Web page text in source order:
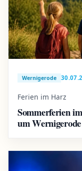
Wernigerode
Ferien im Harz
Sommerferien
um